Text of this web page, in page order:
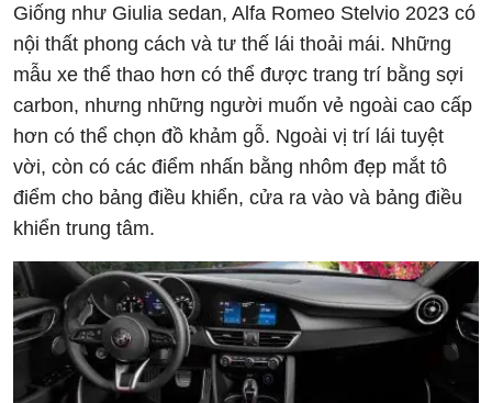
Giống như Giulia sedan, Alfa Romeo Stelvio 2023 có
nội thất phong cách và tư thế lái thoải mái. Những
mẫu xe thể thao hơn có thể được trang trí bằng sợi
carbon, nhưng những người muốn vẻ ngoài cao cấp
hơn có thể chọn đồ khảm gỗ. Ngoài vị trí lái tuyệt
vời, còn có các điểm nhấn bằng nhôm đẹp mắt tô
điểm cho bảng điều khiển, cửa ra vào và bảng điều
khiển trung tâm.